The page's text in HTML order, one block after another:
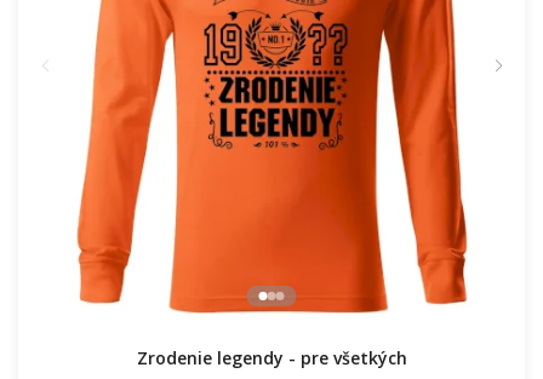
Zrodenie legendy - pre všetkých